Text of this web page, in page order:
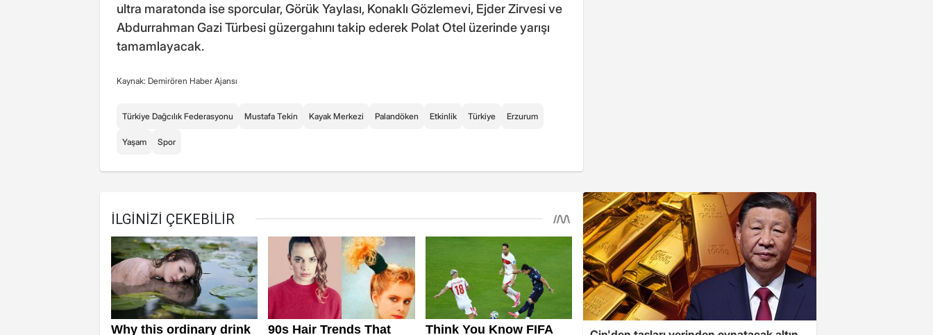
ultra maratonda ise sporcular, Görük Yaylası, Konaklı Gözlemevi, Ejder Zirvesi ve
Abdurrahman Gazi Türbesi güzergahını takip ederek Polat Otel üzerinde yarışı
tamamlayacak.
Kaynak: Demirören Haber Ajansı
Türkiye Dağcılık Federasyonu Mustafa Tekin Kayak Merkezi Palandöken Etkinlik Türkiye Erzurum
Yaşam Spor